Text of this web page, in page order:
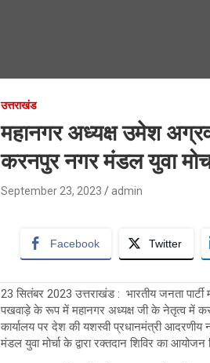
उत्तराखंड
महानगर अध्यक्ष उमेश
करनपुर नगर मंडल युवा
September 23, 2023 admin
Facebook Twitter
23 सितंबर 2023 उत्तराखंड : भारतीय जनता
पखवाड़े के रूप में महानगर अध्यक्ष जी के नेतृत्व में
कार्यालय पर देश की यशस्वी प्रधानमंत्री
मंडल युवा मोर्चा के द्वारा रक्तदान शिविर का आयोजन